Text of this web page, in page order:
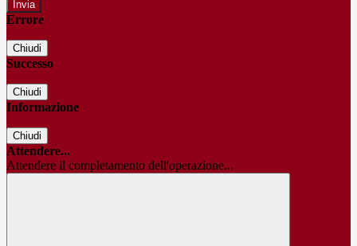
Errore
Chiudi
Successo
Chiudi
Informazione
Chiudi
Attendere...
Attendere il completamento dell'operazione...